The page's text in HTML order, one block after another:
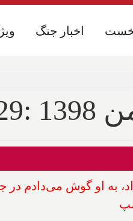
اخبار جنگ
اخبار جنگ
به او گوش می‌دادم